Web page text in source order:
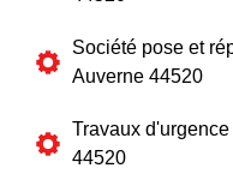
Société pose et
Auverne 44520
Travaux
44520